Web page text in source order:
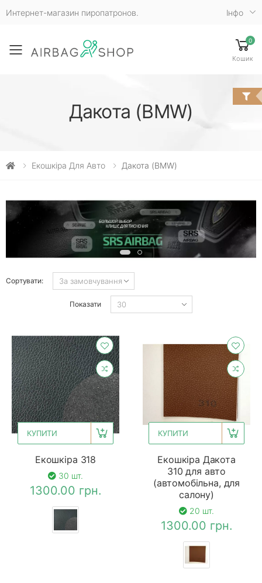
Интернет-магазин пиропатронов. Iнфо
Toggle mobile menu
0
Кошик
Дакота (BMW)
Екошкіра Для Авто Дакота (BMW)
Сортувати:
Показати
КУПИТИ
Екошкіра 318
30 шт.
1300.00 грн.
КУПИТИ
Екошкіра Дакота
310 для авто
(автомобільна, для
салону)
20 шт.
1300.00 грн.